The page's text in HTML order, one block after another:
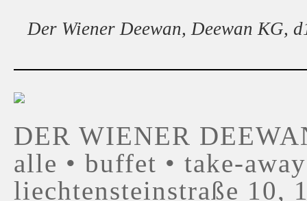
Der Wiener Deewan, Deewan KG,
DER WIENER
alle • buffet • take-
liechtensteinstraße 10,